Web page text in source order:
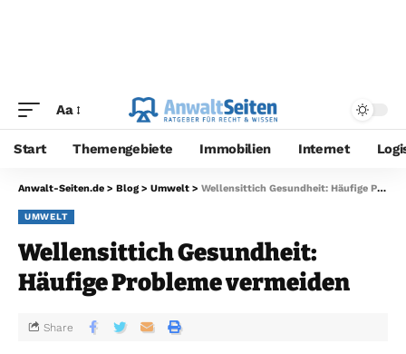
Aa
Start Themengebiete Immobilien Internet
Anwalt-Seiten.de > Blog > Umwelt > Wellensittich Gesundheit: Häufige Probleme vermeiden
UMWELT
Wellensittich Gesundheit:
Häufige Probleme vermeiden
Share